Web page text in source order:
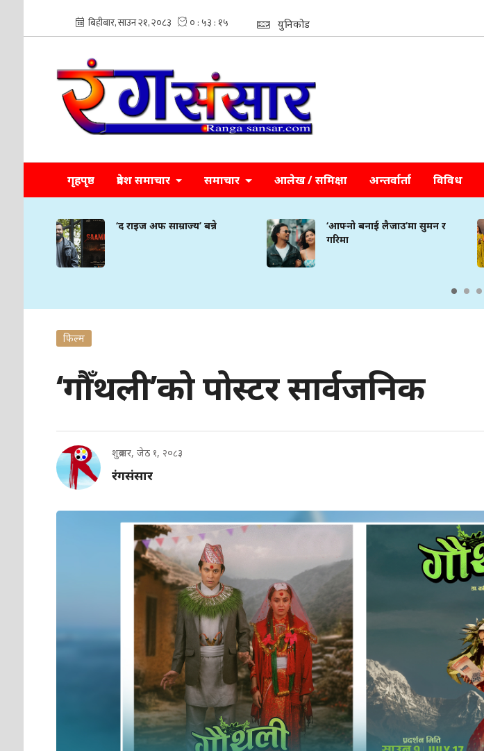
युनिकोड
गृहपृष्ठ प्रदेश समाचार समाचार आलेख / समिक्षा अन्तर्वार्ता विविध
‘द राइज अफ साम्राज्य’ बन्ने
‘आफ्नो बनाई लैजाउ’मा सुमन र
गरिमा
फिल्म
‘गौँथली’को पोस्टर सार्वजनिक
शुक्रबार, जेठ १, २०८३
रंगसंसार